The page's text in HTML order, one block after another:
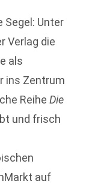
Segel: Unter
Verlag die
als
ins Zentrum
Reihe Die
und frisch
auf